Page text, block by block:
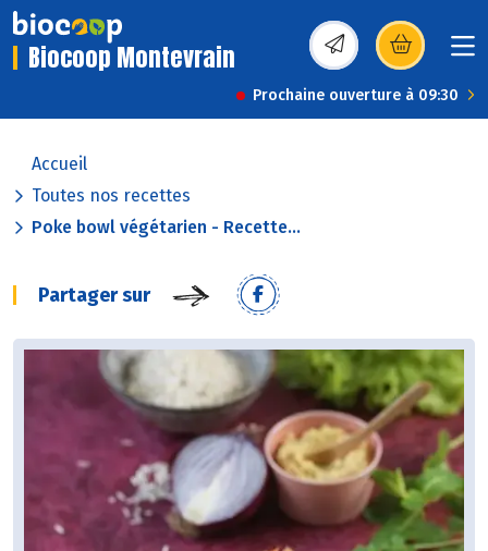
Biocoop Montevrain (s’ouvre dans une
Prochaine ouverture à 09:30
Accueil
Toutes nos recettes
Poke bowl végétarien - Recette...
Partager sur